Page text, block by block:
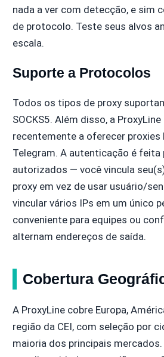
nada a ver com detecção, e sim
de protocolo. Teste seus alvos
escala.
Suporte a Protocolos
Todos os tipos de proxy
SOCKS5. Além disso, a
recentemente a oferecer proxies
Telegram. A autenticação é feita
autorizados — você vincula
proxy em vez de usar usuário/
vincular vários IPs em um único
conveniente para equipes ou
alternam endereços de saída.
Cobertura
A ProxyLine cobre Europa,
região da CEI, com seleção por
maioria dos principais